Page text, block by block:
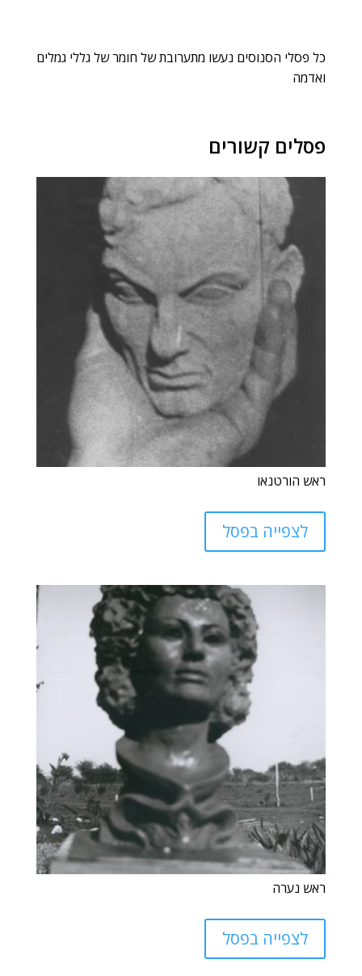
כל פסלי הסנוסים נעשו מתערובת של חומר של גללי גמלים
ואדמה
פסלים קשורים
ראש הורטנאו
לצפייה בפסל
ראש נערה
לצפייה בפסל